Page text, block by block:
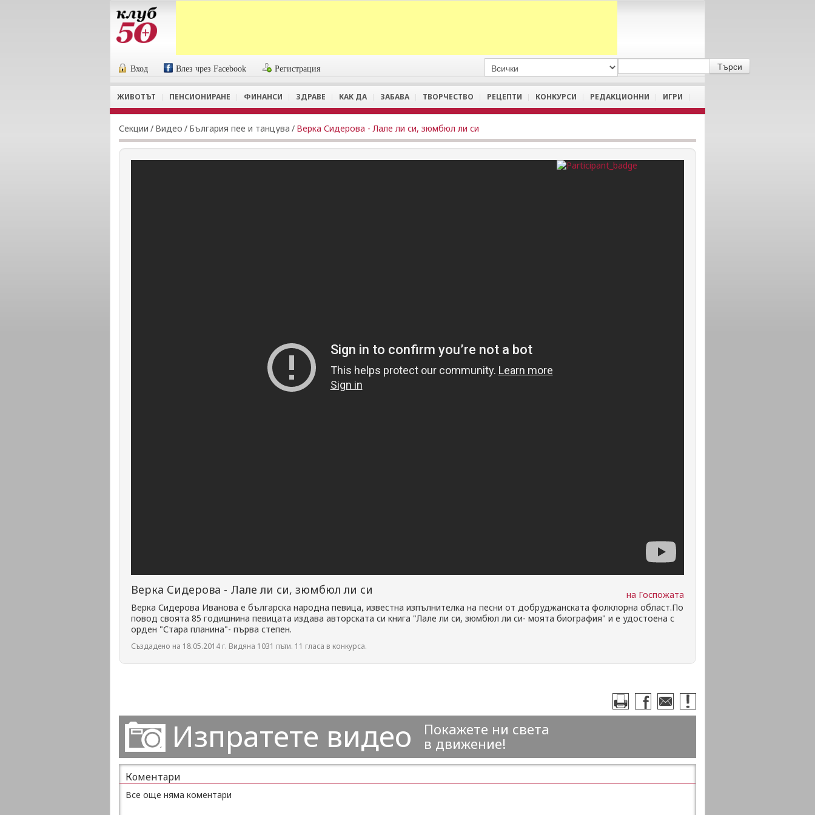
Вход Влез чрез Facebook Регистрация
ЖИВОТЪТ ПЕНСИОНИРАНЕ ФИНАНСИ ЗДРАВЕ КАК ДА ЗАБАВА ТВОРЧЕСТВО РЕЦЕПТИ КОНКУРСИ РЕДАКЦИОННИ ИГРИ
Секции / Видеo / България пее и танцува / Верка Сидерова - Лале ли си, зюмбюл ли си
на Госпожата
Верка Сидерова - Лале ли си, зюмбюл ли си
Верка Сидерова Иванова е българска народна певица, известна изпълнителка на песни от добруджанската фолклорна област.По
повод своята 85 годишнина певицата издава авторската си книга "Лале ли си, зюмбюл ли си- моята биография" и е удостоена с
орден "Стара планина"- първа степен.
Създадено на 18.05.2014 г. Видяна 1031 пъти. 11 гласа в конкурса.
Изпратете видео
Покажете ни света
в движение!
Коментари
Все още няма коментари